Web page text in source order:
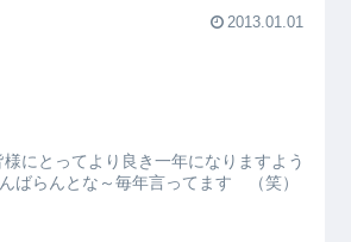
2013.01.01
にとってより良き一年になりますよう
ばらんとな～毎年言ってます （笑）